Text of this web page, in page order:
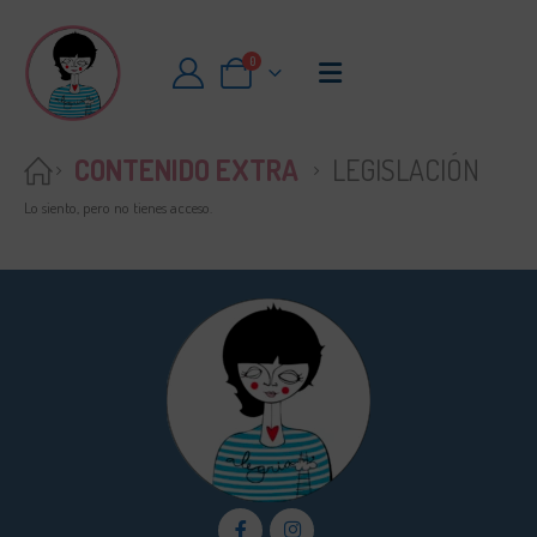
0
CONTENIDO EXTRA LEGISLACIÓN
Lo siento, pero no tienes acceso.